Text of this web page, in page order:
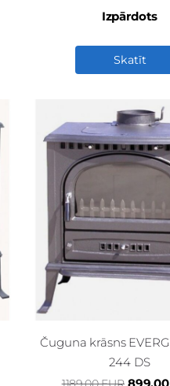
Izpārdots
Skatīt
Čuguna krāsns
244 DS